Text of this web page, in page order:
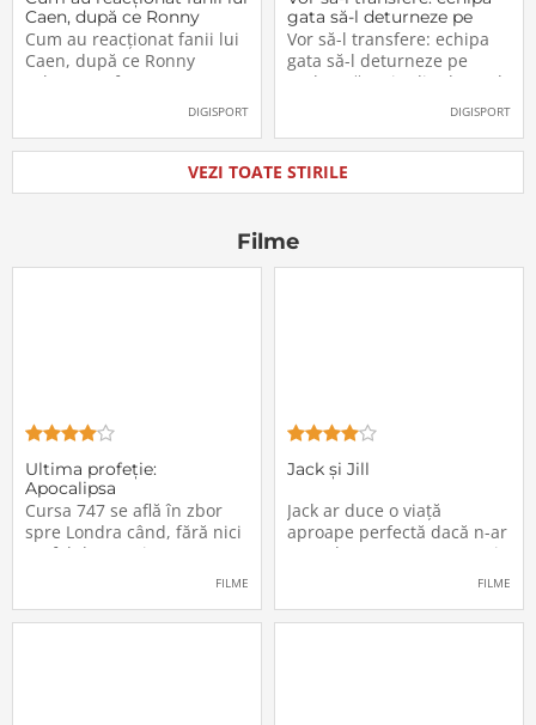
Caen, după ce Ronny
Labonne a fost prezentat
oficial la FCSB
Cum au reacționat fanii lui
Caen, după ce Ronny
Labonne a fost prezentat
DIGISPORT
gata să-l deturneze pe
Radu Drăgușin din drumul
către Juventus!
Vor să-l transfere: echipa
gata să-l deturneze pe
Radu Drăgușin din drumul
DIGISPORT
VEZI TOATE STIRILE
Filme
Ultima profeţie:
Apocalipsa
Cursa 747 se află în zbor
spre Londra când, fără nici
un fel de avertisment,
pasagerii încep să dispară
locurile lor. Teroarea și
FILME
Jack și Jill
Jack ar duce o viață
aproape perfectă dacă n-ar
avea de suportat o excepție
sărbători - sora lui
FILME